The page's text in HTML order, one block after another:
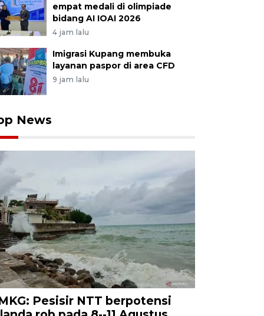
empat medali di olimpiade
bidang AI IOAI 2026
4 jam lalu
Imigrasi Kupang membuka
layanan paspor di area CFD
9 jam lalu
News
Pesisir NTT berpotensi